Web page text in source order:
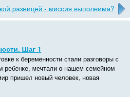
разницей - миссия выполнима?
Шаг 1
к беременности стали разговоры с
мечтали о нашем семейном
пришел новый человек, новая